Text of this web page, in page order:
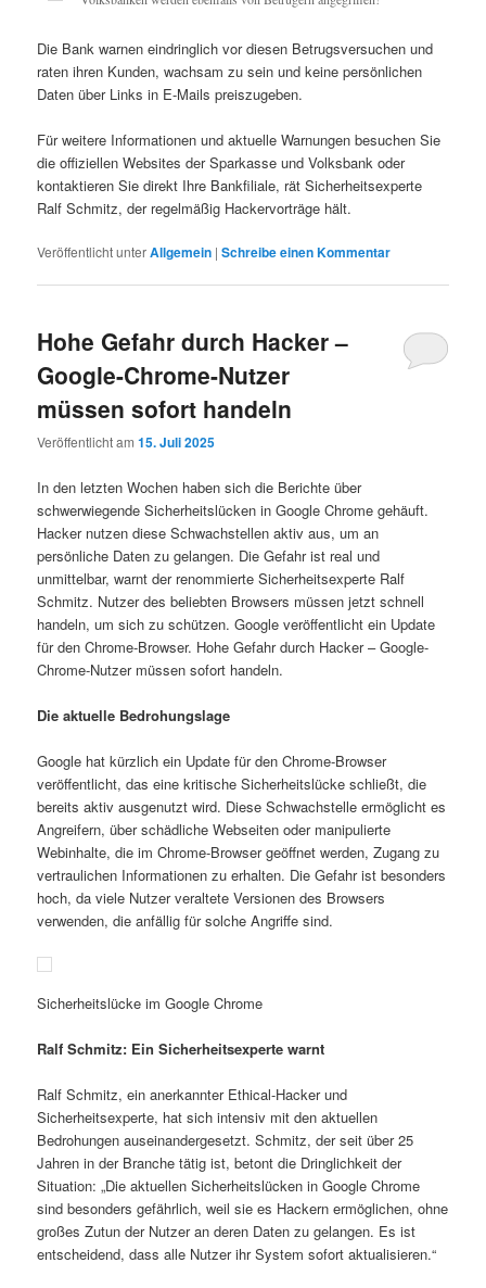
Die Bank warnen eindringlich vor diesen Betrugsversuchen und
raten ihren Kunden, wachsam zu sein und keine persönlichen
Daten über Links in E-Mails preiszugeben.
Für weitere Informationen und aktuelle Warnungen besuchen Sie
die offiziellen Websites der Sparkasse und Volksbank oder
kontaktieren Sie direkt Ihre Bankfiliale, rät Sicherheitsexperte
Ralf Schmitz, der regelmäßig Hackervorträge hält.
Veröffentlicht unterAllgemein |Schreibe einen Kommentar
Hohe Gefahr durch Hacker –
Google-Chrome-Nutzer
müssen sofort handeln
Veröffentlicht am15. Juli 2025
In den letzten Wochen haben sich die Berichte über
schwerwiegende Sicherheitslücken in Google Chrome gehäuft.
Hacker nutzen diese Schwachstellen aktiv aus, um an
persönliche Daten zu gelangen. Die Gefahr ist real und
unmittelbar, warnt der renommierte Sicherheitsexperte Ralf
Schmitz. Nutzer des beliebten Browsers müssen jetzt schnell
handeln, um sich zu schützen. Google veröffentlicht ein Update
für den Chrome-Browser. Hohe Gefahr durch Hacker – Google-
Chrome-Nutzer müssen sofort handeln.
Die aktuelle Bedrohungslage
Google hat kürzlich ein Update für den Chrome-Browser
veröffentlicht, das eine kritische Sicherheitslücke schließt, die
bereits aktiv ausgenutzt wird. Diese Schwachstelle ermöglicht es
Angreifern, über schädliche Webseiten oder manipulierte
Webinhalte, die im Chrome-Browser geöffnet werden, Zugang zu
vertraulichen Informationen zu erhalten. Die Gefahr ist besonders
hoch, da viele Nutzer veraltete Versionen des Browsers
verwenden, die anfällig für solche Angriffe sind.
Sicherheitslücke im Google Chrome
Ralf Schmitz: Ein Sicherheitsexperte warnt
Ralf Schmitz, ein anerkannter Ethical-Hacker und
Sicherheitsexperte, hat sich intensiv mit den aktuellen
Bedrohungen auseinandergesetzt. Schmitz, der seit über 25
Jahren in der Branche tätig ist, betont die Dringlichkeit der
Situation: „Die aktuellen Sicherheitslücken in Google Chrome
sind besonders gefährlich, weil sie es Hackern ermöglichen, ohne
großes Zutun der Nutzer an deren Daten zu gelangen. Es ist
entscheidend, dass alle Nutzer ihr System sofort aktualisieren.“